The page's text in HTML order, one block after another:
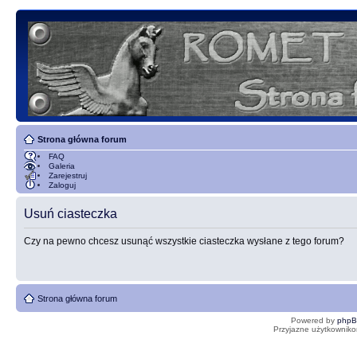
Strona główna forum
FAQ
Galeria
Zarejestruj
Zaloguj
Usuń ciasteczka
Czy na pewno chcesz usunąć wszystkie ciasteczka wysłane z tego forum?
Strona główna forum
Powered by
Przyjazne